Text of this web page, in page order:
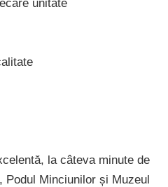
unitate
la câteva minute de
Podul Minciunilor și Muzeul